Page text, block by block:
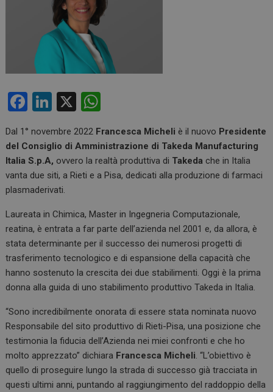
F
ce
b
o
o
k
Li
ke
dI
n
X
at
s
A
p
Dal 1° novembre 2022 Francesca Micheli è il nuovo Presidente
del Consiglio di Amministrazione di Takeda Manufacturing
Italia S.p.A, ovvero la realtà produttiva di Takeda che in Italia
vanta due siti, a Rieti e a Pisa, dedicati alla produzione di farmaci
plasmaderivati.
Laureata in Chimica, Master in Ingegneria Computazionale,
reatina, è entrata a far parte dell’azienda nel 2001 e, da allora, è
stata determinante per il successo dei numerosi progetti di
trasferimento tecnologico e di espansione della capacità che
hanno sostenuto la crescita dei due stabilimenti. Oggi è la prima
donna alla guida di uno stabilimento produttivo Takeda in Italia.
“Sono incredibilmente onorata di essere stata nominata nuovo
Responsabile del sito produttivo di Rieti-Pisa, una posizione che
testimonia la fiducia dell’Azienda nei miei confronti e che ho
molto apprezzato” dichiara Francesca Micheli. “L’obiettivo è
quello di proseguire lungo la strada di successo già tracciata in
questi ultimi anni, puntando al raggiungimento del raddoppio della